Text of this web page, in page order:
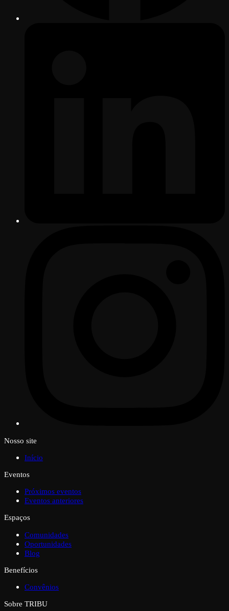
Nosso site
Início
Eventos
Próximos eventos
Eventos anteriores
Espaços
Comunidades
Oportunidades
Blog
Benefícios
Convênios
Sobre TRIBU